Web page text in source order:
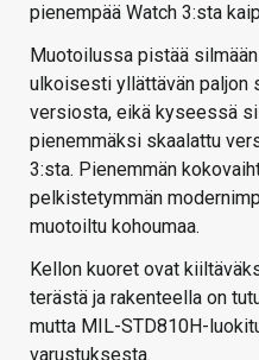
pienempää Watch 3:sta
Muotoilussa pistää
ulkoisesti yllättävän paljon
versiosta, eikä kyseessä
pienemmäksi skaalattu
3:sta. Pienemmän
pelkistetymmän
muotoiltu kohoumaa.
Kellon kuoret ovat
terästä ja rakenteella on
mutta MIL-STD810H-
varustuksesta.